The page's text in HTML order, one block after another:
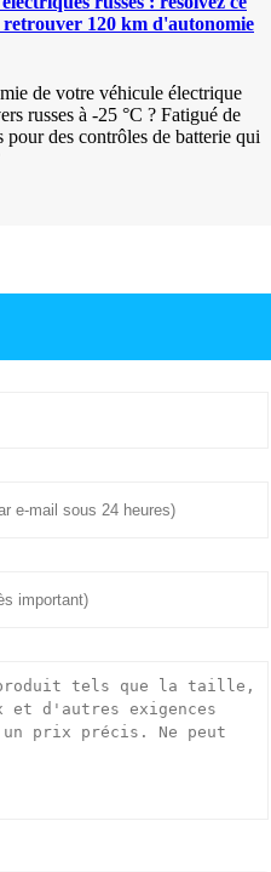
120 km d'autonomie
de votre véhicule électrique
russes à -25 °C ? Fatigué de
des contrôles de batterie qui